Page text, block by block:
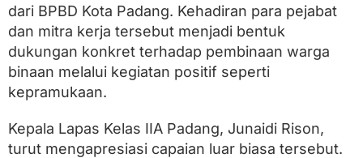
dari BPBD Kota Padang. Kehadiran para pejabat
dan mitra kerja tersebut menjadi bentuk
dukungan konkret terhadap pembinaan warga
binaan melalui kegiatan positif seperti
kepramukaan.
Kepala Lapas Kelas IIA Padang, Junaidi Rison,
turut mengapresiasi capaian luar biasa tersebut.